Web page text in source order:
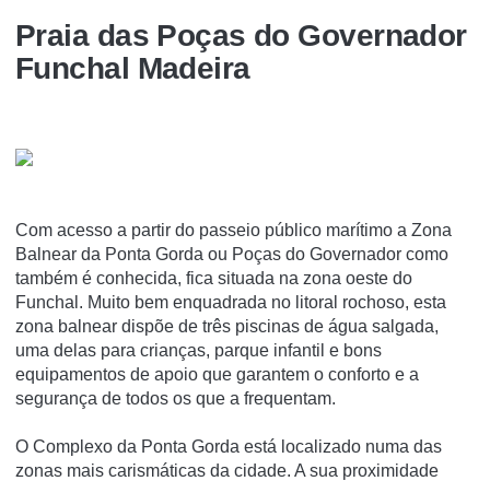
Praia das Poças do Governador
Funchal Madeira
Com acesso a partir do passeio público marítimo a Zona
Balnear da Ponta Gorda ou Poças do Governador como
também é conhecida, fica situada na zona oeste do
Funchal. Muito bem enquadrada no litoral rochoso, esta
zona balnear dispõe de três piscinas de água salgada,
uma delas para crianças, parque infantil e bons
equipamentos de apoio que garantem o conforto e a
segurança de todos os que a frequentam.
O Complexo da Ponta Gorda está localizado numa das
zonas mais carismáticas da cidade. A sua proximidade